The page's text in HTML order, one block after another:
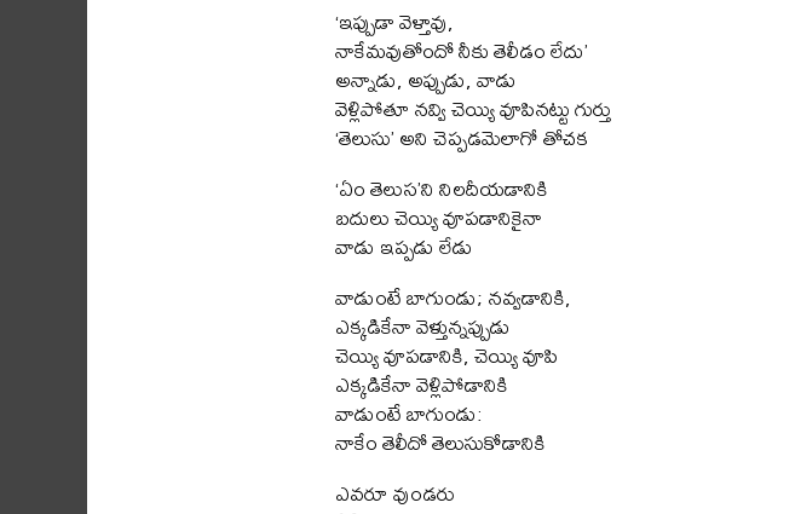
‘ఇప్పుడా వెళ్తావు,
నాకేమవుతోందో నీకు తెలీడం లేదు’
అన్నాడు, అప్పుడు, వాడు
వెళ్లిపోతూ నవ్వి చెయ్యి వూపినట్టు గుర్తు
‘తెలుసు’ అని చెప్పడమెలాగో తోచక
‘ఏం తెలుస’ని నిలదీయడానికి
బదులు చెయ్యి వూపడానికైనా
వాడు ఇప్పడు లేడు
వాడుంటే బాగుండు; నవ్వడానికి,
ఎక్కడికేనా వెళ్తున్నప్పుడు
చెయ్యి వూపడానికి, చెయ్యి వూపి
ఎక్కడికేనా వెళ్లిపోడానికి
వాడుంటే బాగుండు:
నాకేం తెలీదో తెలుసుకోడానికి
ఎవరూ వుండరు